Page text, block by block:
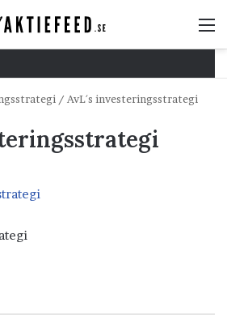
/ AvL´s investeringsstrategi